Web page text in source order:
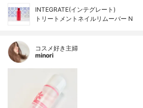
INTEGRATE(インテグレート)
トリートメントネイルリムーバー N
コスメ好き主婦
minori